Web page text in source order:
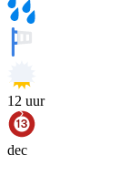
12 uur
dec